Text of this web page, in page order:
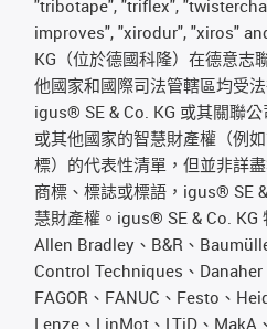
"tribotape", "triflex",
improves", "xirodur", "xiros"
KG（位於德國科隆）在德意志
他國家和國際司法管轄區均受
igus® SE & Co. KG 或其關聯
或其他國家的智慧財產權（例
標）的代表性清單，但並非詳
商標、標誌或標語，igus® SE
慧財產權。igus® SE & Co. KG
Allen Bradley、B&R、
Control Techniques、Danaher
FAGOR、FANUC、Festo、
Lenze、LinMot、LTiD、MakA